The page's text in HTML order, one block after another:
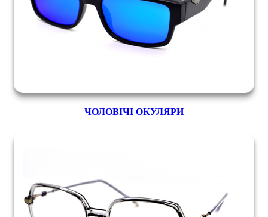
ЧОЛОВІЧІ ОКУЛЯРИ